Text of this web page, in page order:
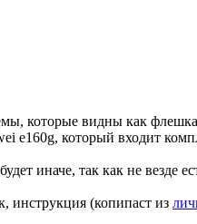
которые видны как
e160g, который входит
иначе, так как не везде
инструкция (копипаст из